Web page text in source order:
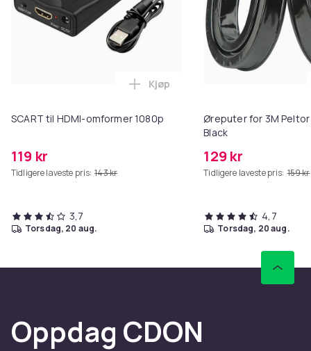
SCART til HDMI-omformer 1080p
119 kr
Tidligere laveste pris: 143 kr
Legg SCART til HDMI-omformer
Kjøp
3,7
torsdag, 20 aug.
Øreputer for 3M Peltor
Black
129 kr
Tidligere laveste pris: 159 kr
4,7
torsdag, 20 aug.
Oppdag CDON